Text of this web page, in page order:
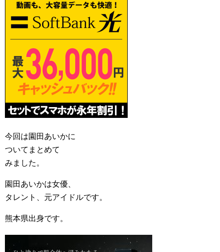
今回は園田あいかに
ついてまとめて
みました。
園田あいかは女優、
タレント、元アイドルです。
熊本県出身です。